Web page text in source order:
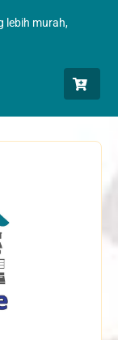
lebih murah,